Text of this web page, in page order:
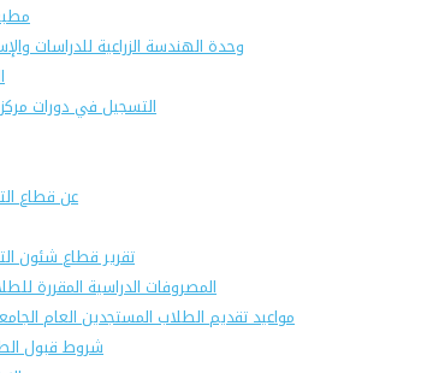
وحدة الهندسة الزراعية للدراسات
التسجيل في دورات
عن قطاع
تقرير قطاع شئون
المصروفات الدراسية المقررة
مواعيد تقديم الطلاب المستجدين العام الجامعى
شروط قبول